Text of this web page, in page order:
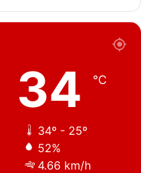
34 ℃
34º - 25º
52%
4.66 km/h